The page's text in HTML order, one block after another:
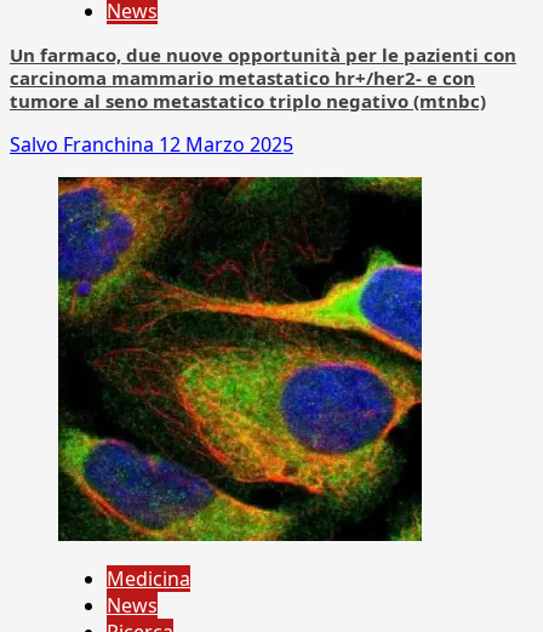
News
Un farmaco, due nuove opportunità per le pazienti con
carcinoma mammario metastatico hr+/her2- e con
tumore al seno metastatico triplo negativo (mtnbc)
Salvo Franchina 12 Marzo 2025
Medicina
News